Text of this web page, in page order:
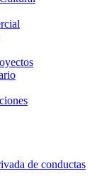
de conductas